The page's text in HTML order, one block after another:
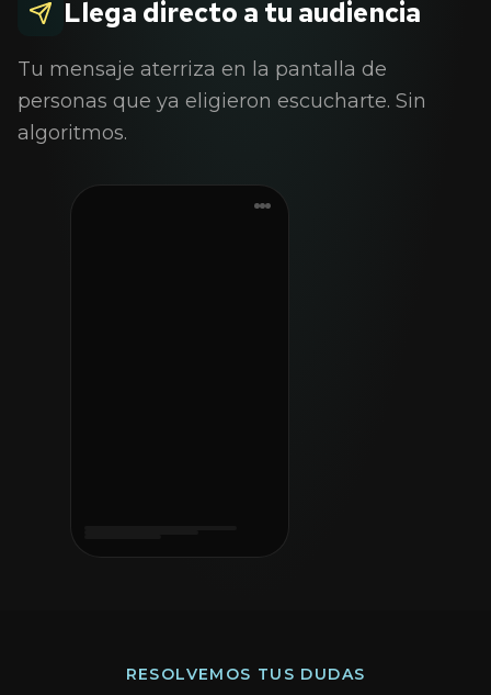
Llega directo a tu audiencia
Tu mensaje aterriza en la pantalla de
personas que ya eligieron escucharte. Sin
algoritmos.
RESOLVEMOS TUS DUDAS